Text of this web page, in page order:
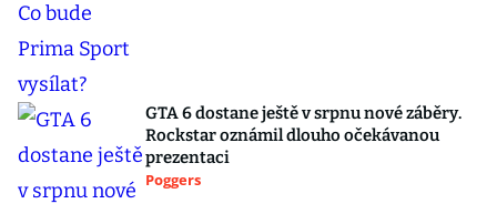
GTA 6 dostane ještě v srpnu nové záběry.
Rockstar oznámil dlouho očekávanou
prezentaci
Poggers